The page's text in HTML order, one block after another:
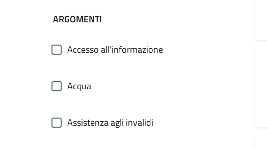
ARGOMENTI
Accesso all'informazione
Acqua
Assistenza agli invalidi